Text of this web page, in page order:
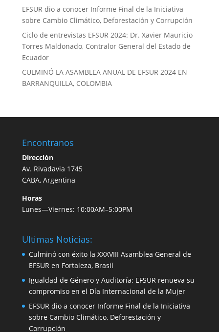
EFSUR dio a conocer Informe Final de la Iniciativa
sobre Cambio Climático, Deforestación y Corrupción
Ciclo de entrevistas EFSUR 2024: Dr. Xavier Mauricio
Torres Maldonado, Contralor General del Estado de
Ecuador
CULMINÓ LA ASAMBLEA ANUAL DE EFSUR 2024 EN
BARRANQUILLA, COLOMBIA
Encontranos
Dirección
Av. Rivadavia 1745
CABA, Argentina
Horas
Lunes—Viernes: 10:00AM–5:00PM
Ultimas Noticias:
Culminó con éxito la XXXVIII Asamblea General de
EFSUR en Fortaleza, Brasil
Igualdad de Género y Auditoría: EFSUR renueva su
compromiso en el Día Internacional de la Mujer
EFSUR dio a conocer Informe Final de la Iniciativa
sobre Cambio Climático, Deforestación y
Corrupción